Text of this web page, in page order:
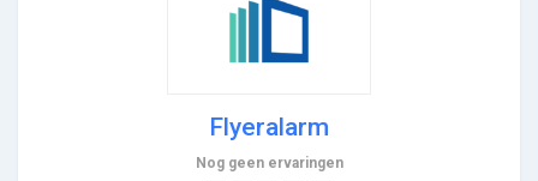
Flyeralarm
Nog geen ervaringen